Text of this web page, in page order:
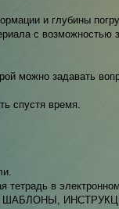
и глубины
с возможностью
можно задавать
спустя время.
тетрадь в